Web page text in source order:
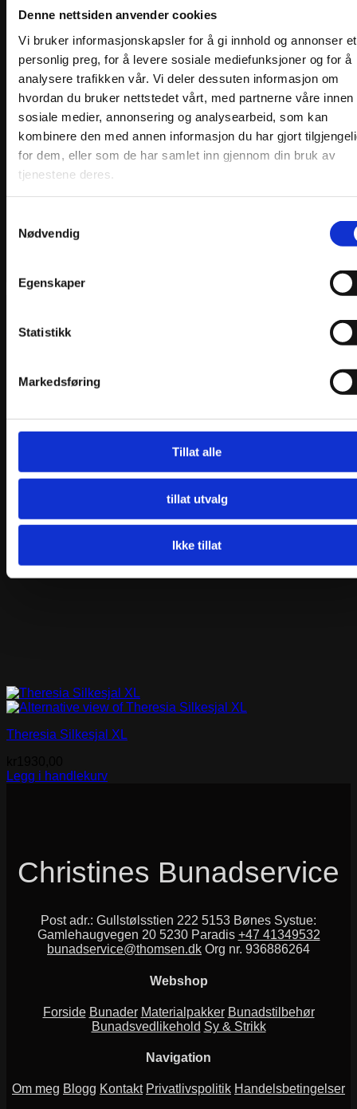
Denne nettsiden anvender cookies
Vi bruker informasjonskapsler for å gi innhold og annonser et
personlig preg, for å levere sosiale mediefunksjoner og for å
analysere trafikken vår. Vi deler dessuten informasjon om
hvordan du bruker nettstedet vårt, med partnerne våre innen
sosiale medier, annonsering og analysearbeid, som kan
kombinere den med annen informasjon du har gjort
for dem, eller som de har samlet inn gjennom din bruk av
tjenestene deres.
Nødvendig
Egenskaper
Statistikk
Markedsføring
Tillat alle
tillat utvalg
Ikke tillat
Aurora Silkesjal
Theresia Silkesjal XL
Legg i handlekurv
Christines Bunadservice
Post adr.: Gullstølsstien 222 5153 Bønes Systue:
Gamlehaugvegen 20 5230 Paradis +47 41349532
bunadservice@thomsen.dk Org nr. 936886264
Webshop
Forside Bunader Materialpakker Bunadstilbehør
Bunadsvedlikehold Sy & Strikk
Navigation
Om meg Blogg Kontakt Privatlivspolitik Handelsbetingelser